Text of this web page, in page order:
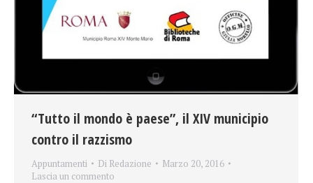
“Tutto il mondo è paese”, il XIV municipio
contro il razzismo
Appuntamenti Di Redazione
Marzo 20, 2016
Lascia un commento